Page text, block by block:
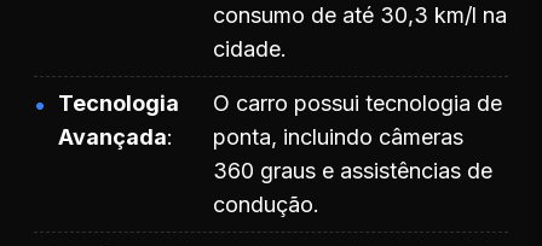
consumo de até 30,3 km/l na
cidade.
Tecnologia
Avançada
O carro possui tecnologia de
ponta, incluindo câmeras
360 graus e assistências de
condução.